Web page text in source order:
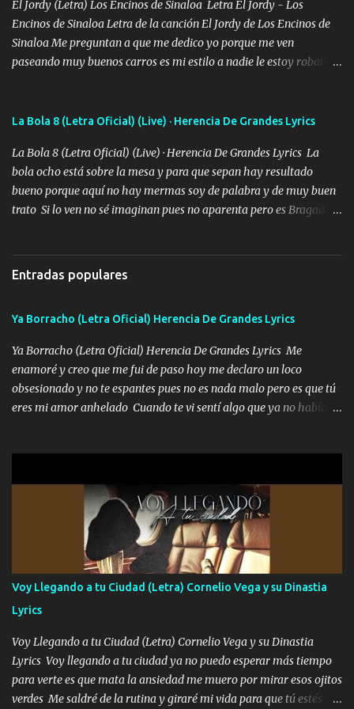
lo que hablo Entre lob...
El Jordy (Letra) Los Encinos de Sinaloa Letra El Jordy - Los
Encinos de Sinaloa Letra de la canción El Jordy de Los Encinos de
Sinaloa Me preguntan a que me dedico yo porque me ven
paseando muy buenos carros es mi estilo a nadie le estoy robando
miraban trabajando la escuela dejé el dinero estaba escaso Mi
refo el cuero mientras viva nunca les faltará nada mis dos hijos y
mi esposa no se ra'ja Música Me rodearon y la puerta me
tumbaron prisionero en caliente me llevaron me achacaba cargos
que estaban muy raros me gritaba a donde tienes el clavo Yo me
responsable hay rateros envidiosos que no falten mi dios es grande
me cuida de las maldades Pa el equipo aquí le mando un abrazo
La Bola 8 (Letra Oficial) (Live) · Herencia De Grandes Lyrics
La Bola 8 (Letra Oficial) (Live) · Herencia De Grandes Lyrics La
bola ocho está sobre la mesa y para que sepan hay resultado
bueno porque aquí no hay mermas soy de palabra y de muy buen
trato Si lo ven no sé imaginan pues no aparenta pero es Bragado a
lo primero que cualquier cosa es un gran regalo Siempre me van a
ver solo más no ando solo ai ta el aparato con cargador extendido
cuidan los santos y mi Dios cada día con mas ganas le doy todo
por un futuro mejor Música Empecé desde los trece y hasta la
fecha aún sigo vigente no soy manchado soy bueno pero si me
alteró de repente Mi carnal Abel aun lado ni uno con el otro no se
ha rajado pal Chinchillas un saludo y para un amigo que está en
Peñasco Me fajó una Glock al cinto y de Louis Vuitton son mis
Entradas populares
Ya Borracho (Letra Oficial) Herencia De Grandes Lyrics
Ya Borracho (Letra Oficial) Herencia De Grandes Lyrics Me
enamoré y creo que me fui de paso hoy me declaro un loco
obsesionado y no te espantes pues no es nada malo pero es que tú
eres mi amor anhelado Cuando te vi sentí algo que ya no había
cariño de mi alma Que pa febrero vendré frente a ti con mis
preguntas y digas que sí hacernos novios y verte feliz y muy
contenta como yo por ti Música Pregúntame qué es lo que me
enamora pa describirte unas cuantas horas también pregunta que
quiero contigo que seas dichosa al estar conmigo Y ya borracho
contéstame la llamada pa dedicarte unas bonitas palabras así
borracho me animo a decirte todo y puedo describirlo mucho que
me encantes Decirte que me siento muy feliz y emocionado por
tenerte aquí espero que quiera...
Voy Llegando a tu Ciudad (Letra) Cornelio Vega y su Dinastia
Lyrics
Voy Llegando a tu Ciudad (Letra) Cornelio Vega y su Dinastia
Lyrics Voy llegando a tu ciudad ya no puedo esperar más tiempo
para verte es que mata la ansiedad me muero por mirar esos ojitos
verdes Me saldré de la rutina y giraré mi vida para que tú estés en